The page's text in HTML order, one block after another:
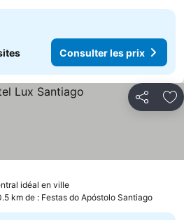
Consulter les prix
Partager
idéal en villeConsulter les prix
km de : Festas do Apóstolo Santiago